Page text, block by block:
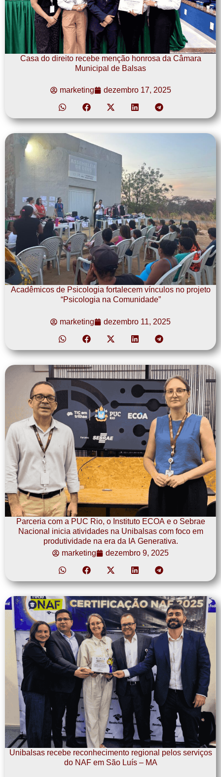
Casa do direito recebe menção honrosa da Câmara
Municipal de Balsas
marketing dezembro 17, 2025
Acadêmicos de Psicologia fortalecem vínculos no projeto
“Psicologia na Comunidade”
marketing dezembro 11, 2025
Parceria com a PUC Rio, o Instituto ECOA e o Sebrae
Nacional inicia atividades na Unibalsas com foco em
produtividade na era da IA Generativa.
marketing
dezembro 9, 2025
Unibalsas recebe reconhecimento regional pelos serviços
do NAF em São Luís – MA